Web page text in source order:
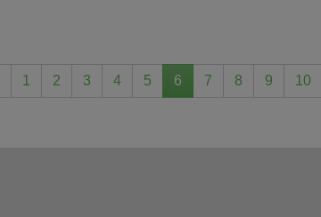
1 2 3 4 5 6 7 8 9 10